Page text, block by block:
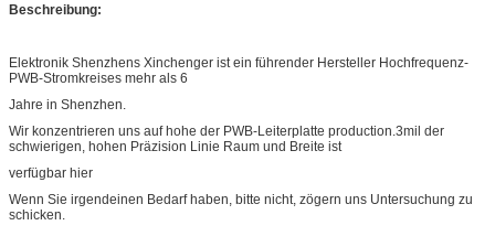
Beschreibung:
Elektronik Shenzhens Xinchenger ist ein führender Hersteller Hochfrequenz-
PWB-Stromkreises mehr als 6
Jahre in Shenzhen.
Wir konzentrieren uns auf hohe der PWB-Leiterplatte production.3mil der
schwierigen, hohen Präzision Linie Raum und Breite ist
verfügbar hier
Wenn Sie irgendeinen Bedarf haben, bitte nicht, zögern uns Untersuchung zu
schicken.